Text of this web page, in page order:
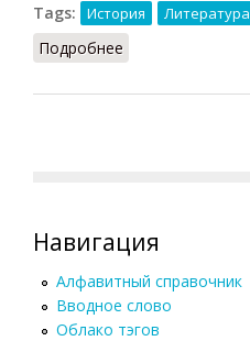
Tags:
История Литература
Подробнее
Навигация
Алфавитный справочник
Вводное слово
Облако тэгов